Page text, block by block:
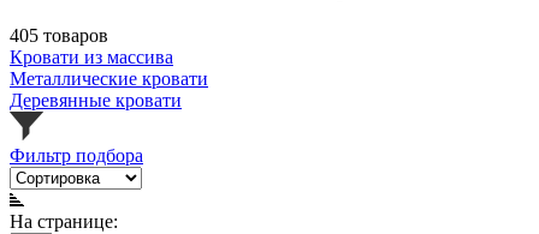
405 товаров
Кровати из массива
Металлические кровати
Деревянные кровати
Фильтр подбора
На странице: